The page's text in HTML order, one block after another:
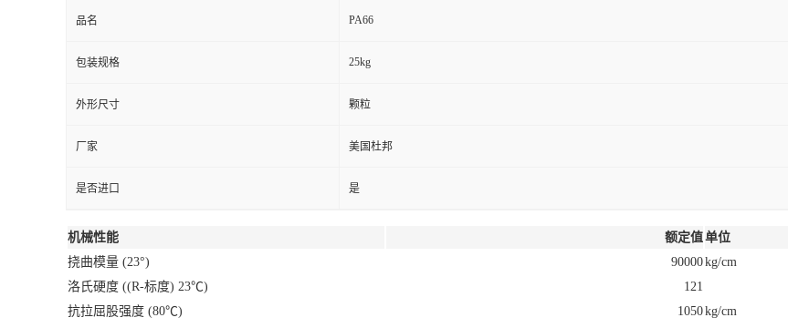
品名 PA66
包装规格 25kg
外形尺寸 颗粒
厂家 美国杜邦
是否进口 是
机械性能 额定值单位
挠曲模量 (23°)
90000kg/cm
洛氏硬度 ((R-标度) 23℃)
121
抗拉屈股强度 (80℃)
1050kg/cm